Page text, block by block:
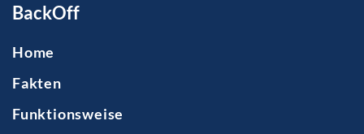
BackOff
Home
Fakten
Funktionsweise